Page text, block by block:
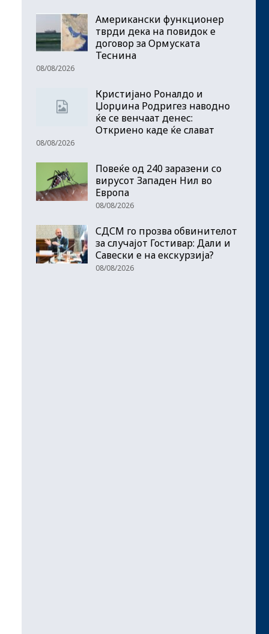
Американски функционер
тврди дека на повидок е
договор за Ормуската
Теснина
08/08/2026
Кристијано Роналдо и
Џорџина Родригез наводно
ќе се венчаат денес:
Откриено каде ќе слават
08/08/2026
Повеќе од 240 заразени со
вирусот Западен Нил во
Европа
08/08/2026
СДСМ го прозва обвинителот
за случајот Гостивар: Дали и
Савески е на екскурзија?
08/08/2026